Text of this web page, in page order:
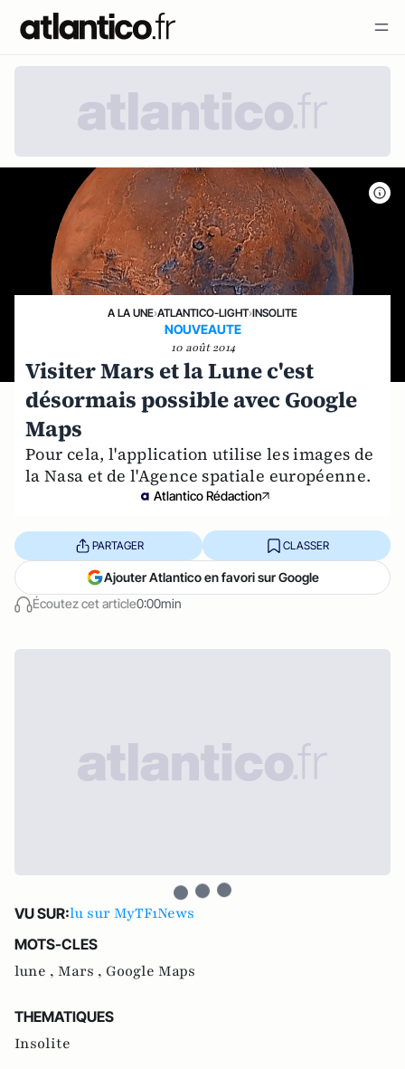
A LA UNE›ATLANTICO-LIGHT›INSOLITE
NOUVEAUTE
10 août 2014
Visiter Mars et la Lune c'est
désormais possible avec Google
Maps
Pour cela, l'application utilise les images de
la Nasa et de l'Agence spatiale européenne.
Atlantico Rédaction
Écoutez cet article0:00min
PARTAGER CLASSER
Ajouter Atlantico en favori sur Google
VU SUR:lu sur MyTF1News
MOTS-CLES
lune , Mars , Google Maps
THEMATIQUES
Insolite